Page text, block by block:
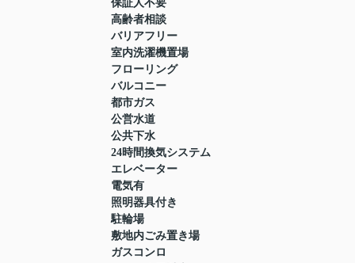
保証人不要
高齢者相談
バリアフリー
室内洗濯機置場
フローリング
バルコニー
都市ガス
公営水道
公共下水
24時間換気システム
エレベーター
電気有
照明器具付き
駐輪場
敷地内ごみ置き場
ガスコンロ